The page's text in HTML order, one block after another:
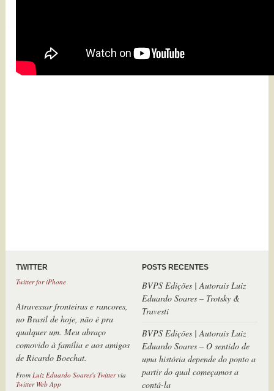
TWITTER
no Brasil de hoje, não é pra
qualquer um. Meu abraço
comovido à família e aos amigos
de Ricardo Boechat.
FromLuiz Eduardo Soares's Twitter
POSTS RECENTES
BVPS Edições | Autorais Luiz
Eduardo Soares – Trotsky &
Travesti
BVPS Edições | Autorais Luiz
Eduardo Soares – O sentido de
uma história depende do ponto a
partir do qual começamos a
contá-la